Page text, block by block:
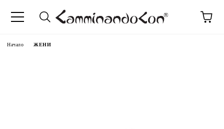
Начало ЖЕНИ